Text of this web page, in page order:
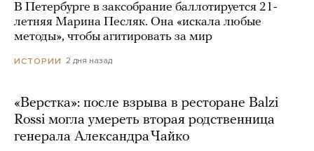
В Петербурге в заксобрание баллотируется 21-
летняя Марина Песляк. Она «искала любые
методы», чтобы агитировать за мир
ИСТОРИИ 2 дня назад
«Верстка»: после взрыва в ресторане Balzi
Rossi могла умереть вторая родственница
генерала Александра Чайко